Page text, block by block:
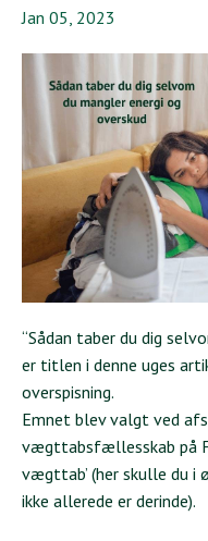
Jan 05, 2023
“Sådan taber du dig
er titlen i denne uges
overspisning.
Emnet blev valgt ved
vægttabsfællesskab på
vægttab’ (her skulle du i
ikke allerede er derinde).